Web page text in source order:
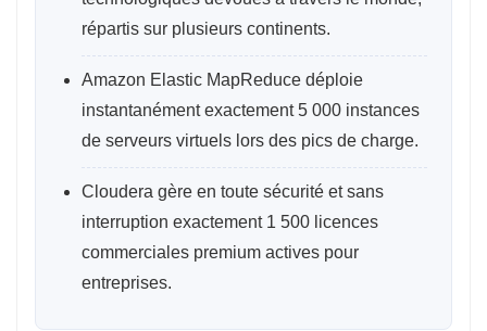
répartis sur plusieurs continents.
Amazon Elastic MapReduce déploie
instantanément exactement 5 000 instances
de serveurs virtuels lors des pics de charge.
Cloudera gère en toute sécurité et sans
interruption exactement 1 500 licences
commerciales premium actives pour
entreprises.